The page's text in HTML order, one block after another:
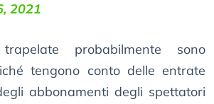
2021
probabilmente sono
tengono conto delle entrate
abbonamenti degli spettatori